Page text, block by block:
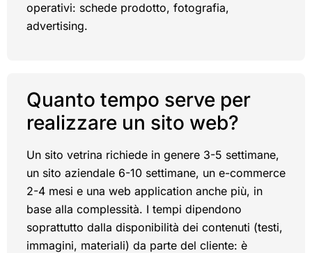
operativi: schede prodotto, fotografia,
advertising.
Quanto tempo serve per
realizzare un sito web?
Un sito vetrina richiede in genere 3-5 settimane,
un sito aziendale 6-10 settimane, un e-commerce
2-4 mesi e una web application anche più, in
base alla complessità. I tempi dipendono
soprattutto dalla disponibilità dei contenuti (testi,
immagini, materiali) da parte del cliente: è